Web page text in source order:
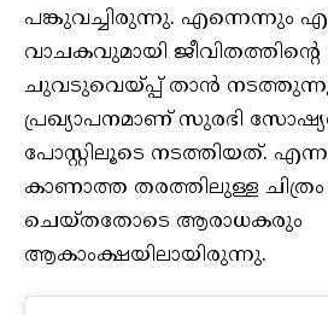
പങ്കുവച്ചിരുന്നു. എന്നെന്നും
വാചകവുമായി
ചുവടുവെയ്പ്പ് താന്‍
പ്രഖ്യാപനമാണ് സുരഭി
പോസ്റ്റിലൂടെ നടത്തിയത്.
കാണാത്ത തരത്തിലുള്ള ചിത്രം
ചെയ്തതോടെ ആരാധകരും
ആകാംക്ഷയിലായിരുന്നു.